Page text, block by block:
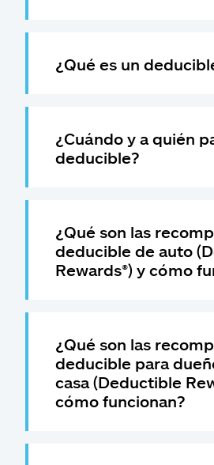
¿Qué es un
¿Cuándo y a quién
deducible?
¿Qué son las
deducible de auto
Rewards®) y cómo
¿Qué son las
deducible para
casa (Deductible
cómo funcionan?